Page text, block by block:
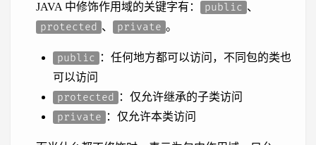
JAVA 中修饰作用域的关键字有： public 、
protected 、 private 。
public
：任何地方都可以访问，不同包的类也
可以访问
protected
：仅允许继承的子类访问
private ：仅允许本类访问